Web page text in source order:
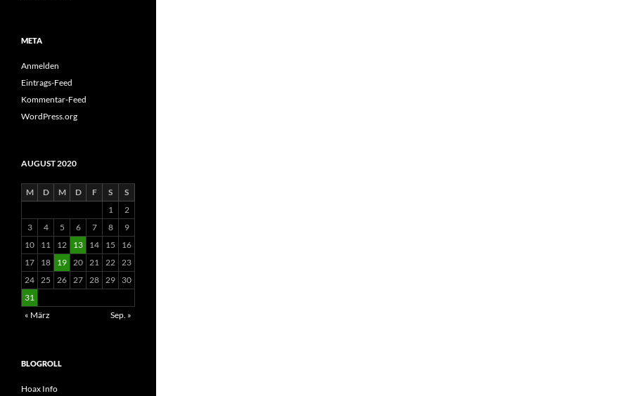
META
Anmelden
Eintrags-Feed
Kommentar-Feed
WordPress.org
AUGUST 2020
M D M D F S
S
1
2
3
4 5 6 7 8
9
10
11 12 13 14 15
16
17
18 19 20 21 22 23
24 25 26 27 28 29
30
31
« März
Sep. »
BLOGROLL
Hoax Info